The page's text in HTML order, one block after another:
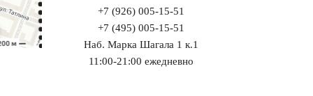
+7 (926) 005-15-51
+7 (495) 005-15-51
Наб. Марка Шагала 1 к.1
11:00-21:00 ежедневно